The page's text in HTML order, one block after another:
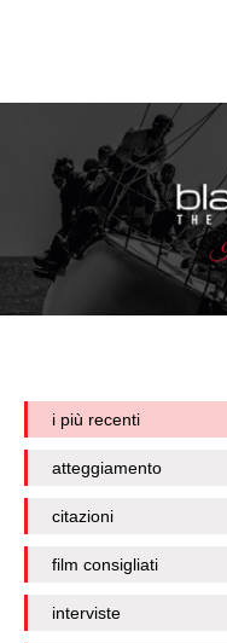
i più recenti
atteggiamento
citazioni
film consigliati
interviste